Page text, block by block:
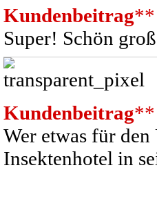
Kundenbeitrag**
Super! Schön
Kundenbeitrag**
Wer etwas für
Insektenhotel in